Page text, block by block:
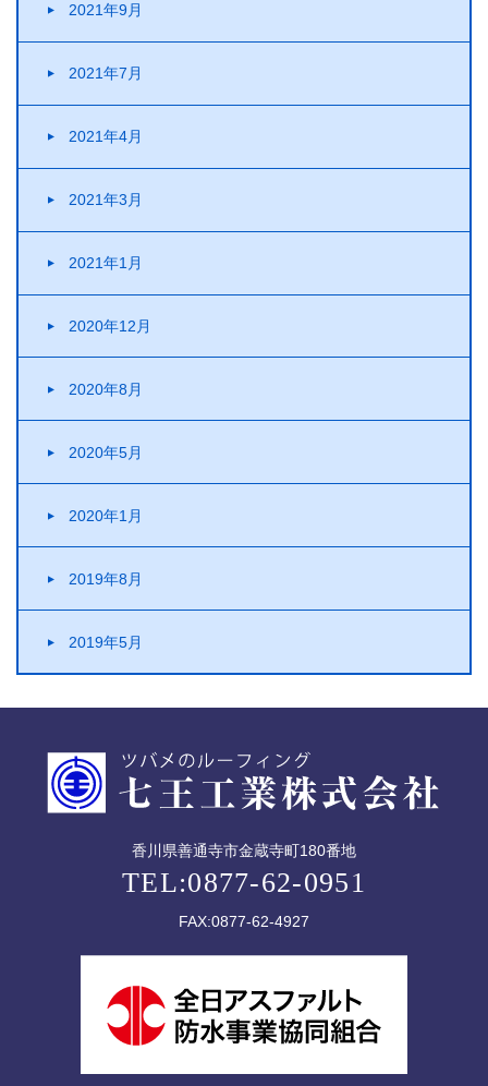
2021年9月
2021年7月
2021年4月
2021年3月
2021年1月
2020年12月
2020年8月
2020年5月
2020年1月
2019年8月
2019年5月
香川県善通寺市金蔵寺町180番地
TEL:0877-62-0951
FAX:0877-62-4927